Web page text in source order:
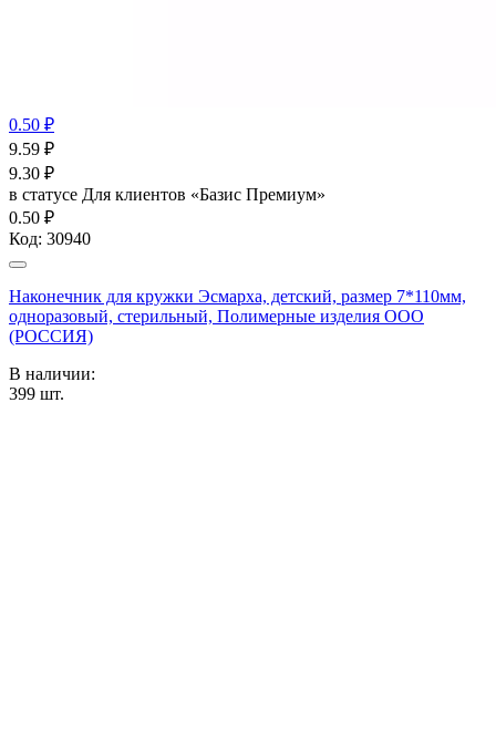
0.50 ₽
9.59 ₽
9.30 ₽
в статусе Для клиентов «Базис Премиум»
0.50 ₽
Код: 30940
Наконечник для кружки Эсмарха, детский, размер 7*110мм,
одноразовый, стерильный, Полимерные изделия OOO
(РОССИЯ)
В наличии:
399 шт.